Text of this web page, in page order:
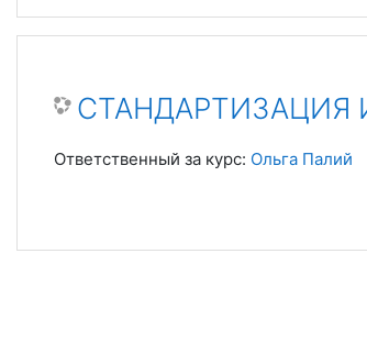
СТАНДАРТИЗАЦИЯ
Ответственный за курс: Ольга Палий